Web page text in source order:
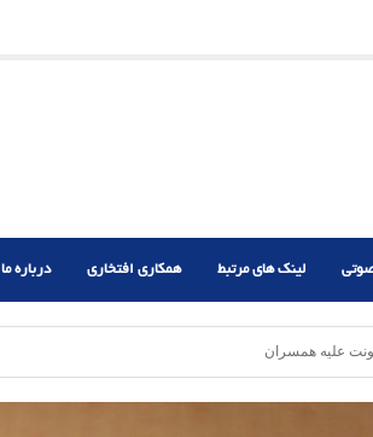
لینک های مرتبط همکاری افتخاری درباره ما
علیه همسران